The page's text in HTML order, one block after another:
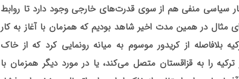
سیاسی منفی هم از سوی قدرت‌های خارجی وجود دارد تا روابط
مثال در همین مدت اخیر شاهد بودیم که همزمان با آغاز به کار
بلافاصله از کریدور موسوم به میانه رونمایی کرد که از خاک
را به قزاقستان متصل می‌کند، یا در مورد دیگر همزمان با